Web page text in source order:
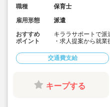
職種
保育士
雇用形態
派遣
おすすめ
ポイント
キララサポートで派
・求人提案から就
・手当や福利厚生に
意しています
ったサポートに定
ご相談ください♪
☆キララサポートは
でしっかりサポー
交通費支給
キープする